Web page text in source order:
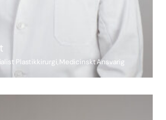
Plastikkirurgi, Medicinskt Ansvarig